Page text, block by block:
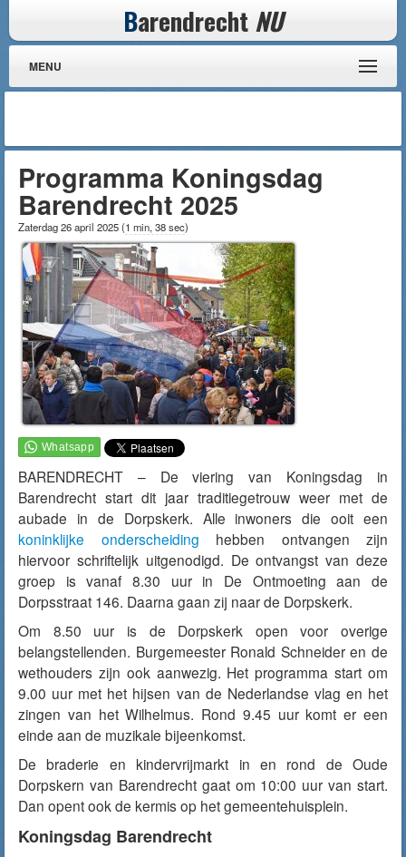
Barendrecht NU
MENU
Programma Koningsdag
Barendrecht 2025
Zaterdag 26 april 2025(1 min, 38 sec)
BARENDRECHT – De viering van Koningsdag in
Barendrecht start dit jaar traditiegetrouw weer met de
aubade in de Dorpskerk. Alle inwoners die ooit een
koninklijke onderscheiding hebben ontvangen zijn
hiervoor schriftelijk uitgenodigd. De ontvangst van deze
groep is vanaf 8.30 uur in De Ontmoeting aan de
Dorpsstraat 146. Daarna gaan zij naar de Dorpskerk.
Om 8.50 uur is de Dorpskerk open voor overige
belangstellenden. Burgemeester Ronald Schneider en de
wethouders zijn ook aanwezig. Het programma start om
9.00 uur met het hijsen van de Nederlandse vlag en het
zingen van het Wilhelmus. Rond 9.45 uur komt er een
einde aan de muzikale bijeenkomst.
De braderie en kindervrijmarkt in en rond de Oude
Dorpskern van Barendrecht gaat om 10:00 uur van start.
Dan opent ook de kermis op het gemeentehuisplein.
Koningsdag Barendrecht